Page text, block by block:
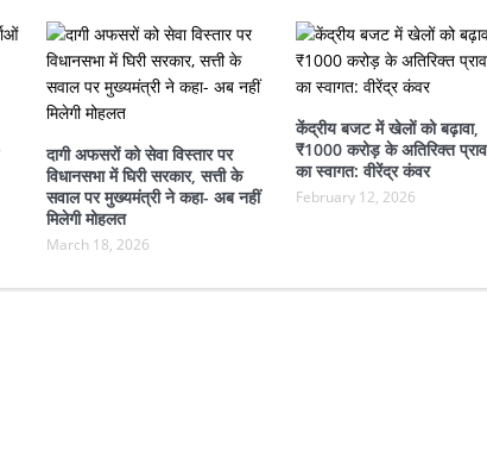
दागी अफसरों को सेवा विस्तार पर
विधानसभा में घिरी सरकार, सत्ती के
सवाल पर मुख्यमंत्री ने कहा- अब नहीं
मिलेगी मोहलत
March 18, 2026
केंद्रीय बजट में खेलों को बढ़ावा,
₹1000 करोड़ के अतिरिक्त
का स्वागत: वीरेंद्र कंवर
February 12, 2026